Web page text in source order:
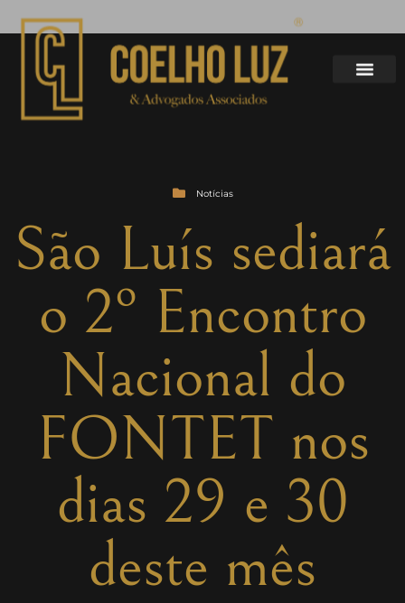
Notícias
São Luís sediará
o 2º Encontro
Nacional do
FONTET nos
dias 29 e 30
deste mês